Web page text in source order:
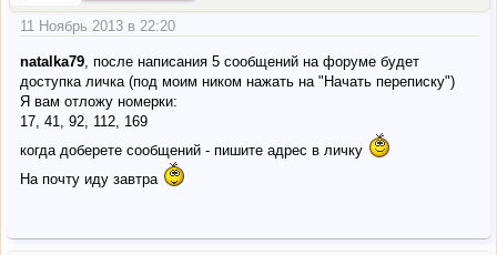
11 Ноябрь 2013 в 22:20
natalka79, после написания 5 сообщений на форуме будет
доступка личка (под моим ником нажать на "Начать переписку")
Я вам отложу номерки:
17, 41, 92, 112, 169
когда доберете сообщений - пишите адрес в личку
На почту иду завтра